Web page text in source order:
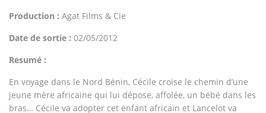
Production : Agat Films & Cie
Date de sortie : 02/05/2012
Resumé :
En voyage dans le Nord Bénin, Cécile croise le chemin d’une
jeune mère africaine qui lui dépose, affolée, un bébé dans les
bras… Cécile va adopter cet enfant africain et Lancelot va